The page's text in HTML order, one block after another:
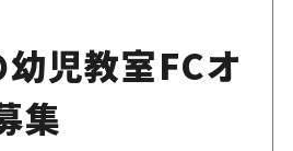
児教室FCオ
集